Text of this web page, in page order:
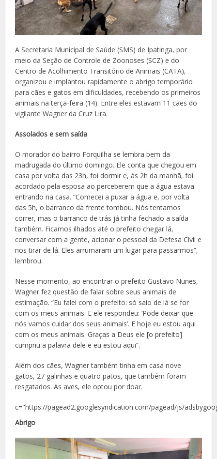
A Secretaria Municipal de Saúde (SMS) de Ipatinga, por
meio da Seção de Controle de Zoonoses (SCZ) e do
Centro de Acolhimento Transitório de Animais (CATA),
organizou e implantou rapidamente o abrigo temporário
para cães e gatos em dificuldades, recebendo os primeiros
animais na terça-feira (14). Entre eles estavam 11 cães do
vigilante Wagner da Cruz Lira.
Assolados e sem saída
O morador do bairro Forquilha se lembra bem da
madrugada do último domingo. Ele conta que chegou em
casa por volta das 23h, foi dormir e, às 2h da manhã, foi
acordado pela esposa ao perceberem que a água estava
entrando na casa. “Comecei a puxar a água e, por volta
das 5h, o barranco da frente tombou. Nós tentamos
correr, mas o barranco de trás já tinha fechado a saída
também. Ficamos ilhados até o prefeito chegar lá,
conversar com a gente, acionar o pessoal da Defesa Civil e
nos tirar de lá. Eles arrumaram um lugar para passarmos”,
lembrou.
Nesse momento, ao encontrar o prefeito Gustavo Nunes,
Wagner fez questão de falar sobre seus animais de
estimação. “Eu falei com o prefeito: só saio de lá se for
com os meus animais. E ele respondeu: ‘Pode deixar que
nós vamos cuidar dos seus animais’. E hoje eu estou aqui
com os meus animais. Graças a Deus ele [o prefeito]
cumpriu a palavra dele e eu estou aqui”.
Além dos cães, Wagner também tinha em casa nove
gatos, 27 galinhas e quatro patos, que também foram
resgatados. As aves, ele optou por doar.
c="https://pagead2.googlesyndication.com/pagead/js/
Abrigo